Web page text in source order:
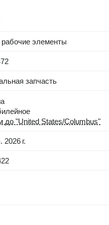
рабочие элементы
запчасть
до "United States/Columbus"
2026 г.